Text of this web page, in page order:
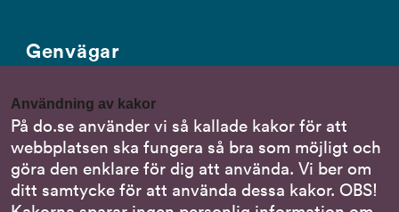
Användning av kakor
På do.se använder vi så kallade kakor för att
webbplatsen ska fungera så bra som möjligt och
göra den enklare för dig att använda. Vi ber om
ditt samtycke för att använda dessa kakor. OBS!
Genvägar
Nationella minoritetsspråk
Om DO:s webbplats
Behandling av personuppgifter